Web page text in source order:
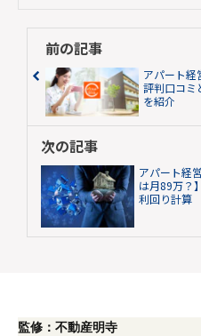
前の記事
アパート経
評判口コミ
を紹介
次の記事
アパート経
は月89万？
利回り計算
監修：不動産明寺